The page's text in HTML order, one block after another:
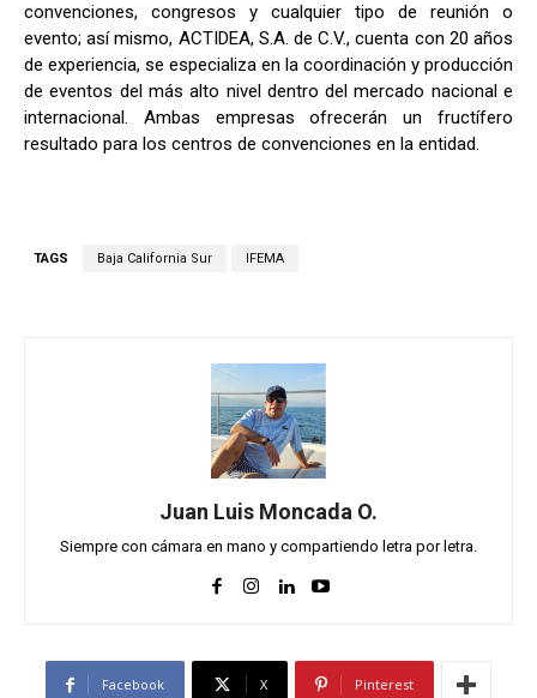
convenciones, congresos y cualquier tipo de reunión o
evento; así mismo, ACTIDEA, S.A. de C.V., cuenta con 20 años
de experiencia, se especializa en la coordinación y producción
de eventos del más alto nivel dentro del mercado nacional e
internacional. Ambas empresas ofrecerán un fructífero
resultado para los centros de convenciones en la entidad.
TAGS Baja California Sur IFEMA
Juan Luis Moncada O.
Siempre con cámara en mano y compartiendo letra por letra.
Facebook X Pinterest